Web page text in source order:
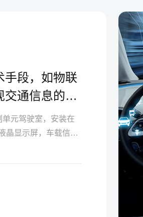
手段，如物联
通信息的实
加智能、高
元驾驶室，安装在
晶显示屏，车载信号